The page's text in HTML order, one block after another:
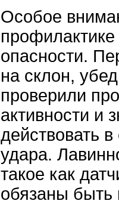
Особое
опасности.
на склон,
проверили
активности и
действовать
удара.
такое как
обязаны